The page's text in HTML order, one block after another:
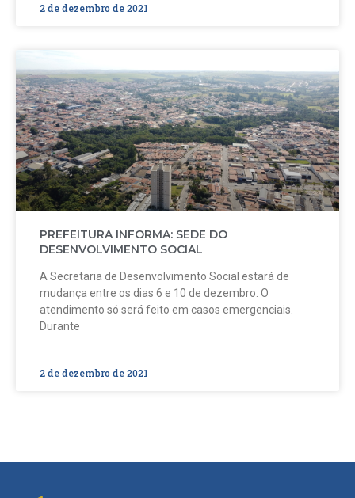
2 de dezembro de 2021
PREFEITURA INFORMA: SEDE DO
DESENVOLVIMENTO SOCIAL
A Secretaria de Desenvolvimento Social estará de
mudança entre os dias 6 e 10 de dezembro. O
atendimento só será feito em casos emergenciais.
Durante
2 de dezembro de 2021